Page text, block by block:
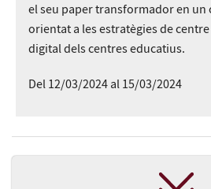
el seu paper transformador en un
orientat a les estratègies de
digital dels centres educatius.
Del 12/03/2024 al 15/03/2024